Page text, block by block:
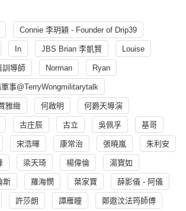
Connie 李玥穎 - Founder of Drip39
In JBS Brian 李凱賢 Louise
訓導師 Norman Ryan
事@TerryWongmilitarytalk
雅緻 何啟明 何爵天導演
古庄辰 古立 吳佩孚 基哥
宋浩暉 康常治 張曉嵐 朱利安
梁天琦 楊偉倫 湯寳如
斯 羅海憫 葉家寶 薛影儀 - 阿儀
許莎朗 譚雁瞳 鄭遨汶法筠師傅